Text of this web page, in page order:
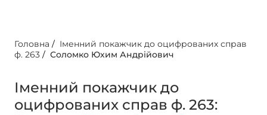
Головна / Іменний покажчик до оцифрованих справ
ф. 263 / Соломко Юхим Андрійович
Іменний покажчик до
оцифрованих справ ф. 263: